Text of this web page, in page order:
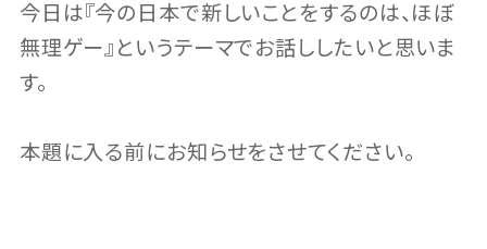
今日は『今の日本で新しいことをするのは、ほぼ
無理ゲー』というテーマでお話ししたいと思いま
す。
本題に入る前にお知らせをさせてください。